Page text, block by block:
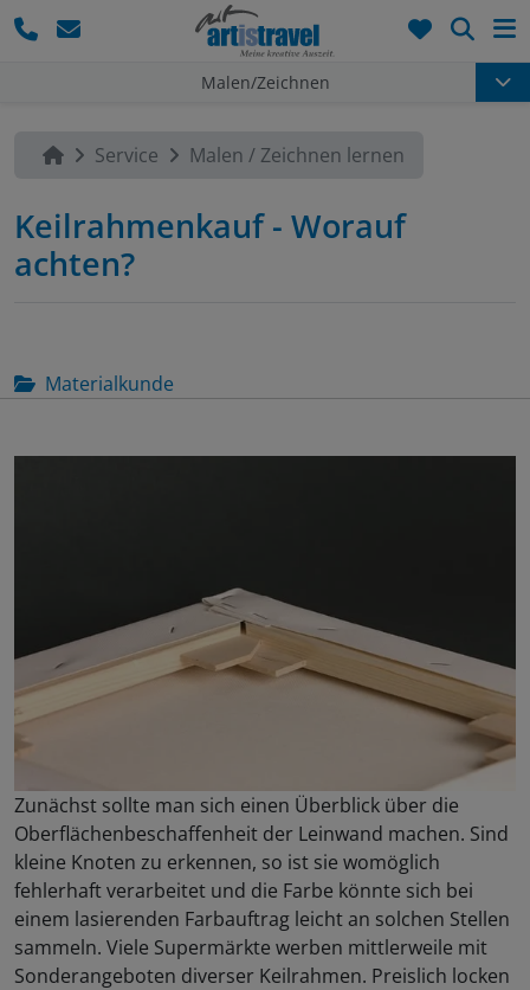
Malen/Zeichnen
Service Malen / Zeichnen lernen
Keilrahmenkauf - Worauf
achten?
Materialkunde
Zunächst sollte man sich einen Überblick über die
Oberflächenbeschaffenheit der Leinwand machen. Sind
kleine Knoten zu erkennen, so ist sie womöglich
fehlerhaft verarbeitet und die Farbe könnte sich bei
einem lasierenden Farbauftrag leicht an solchen Stellen
sammeln. Viele Supermärkte werben mittlerweile mit
Sonderangeboten diverser Keilrahmen. Preislich locken